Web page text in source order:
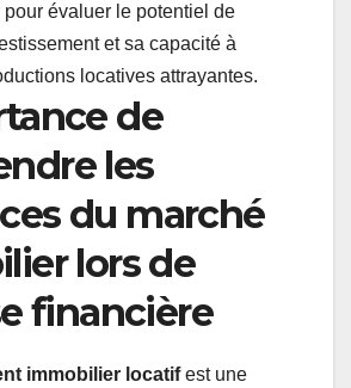
évaluer le potentiel de
et sa capacité à
locatives attrayantes.
de
les
du marché
lors de
financière
immobilier locatifest une